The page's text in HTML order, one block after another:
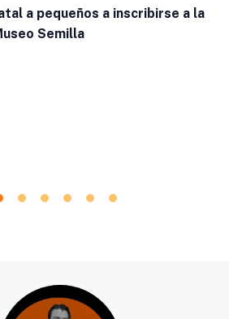
a pequeños a inscribirse a la
Semilla